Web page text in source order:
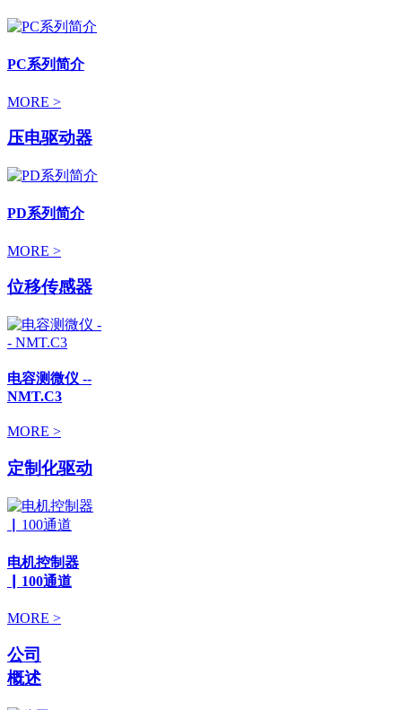
PC系列简介
MORE >
压电驱动器
PD系列简介
MORE >
位移传感器
电容测微仪 --
NMT.C3
MORE >
定制化驱动
电机控制器
▏100通道
MORE >
公司
概述